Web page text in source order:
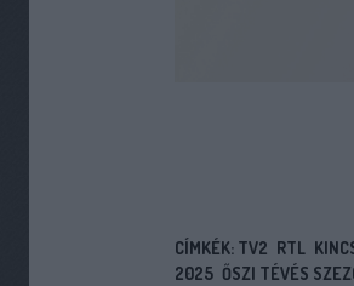
CÍMKÉK: TV2 RTL
2025 ŐSZI TÉVÉS